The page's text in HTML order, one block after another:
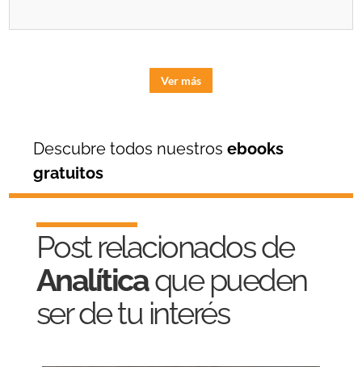
Ver más
Descubre todos nuestrosebooks
gratuitos
Post relacionados de
Analíticaque pueden
ser de tu interés